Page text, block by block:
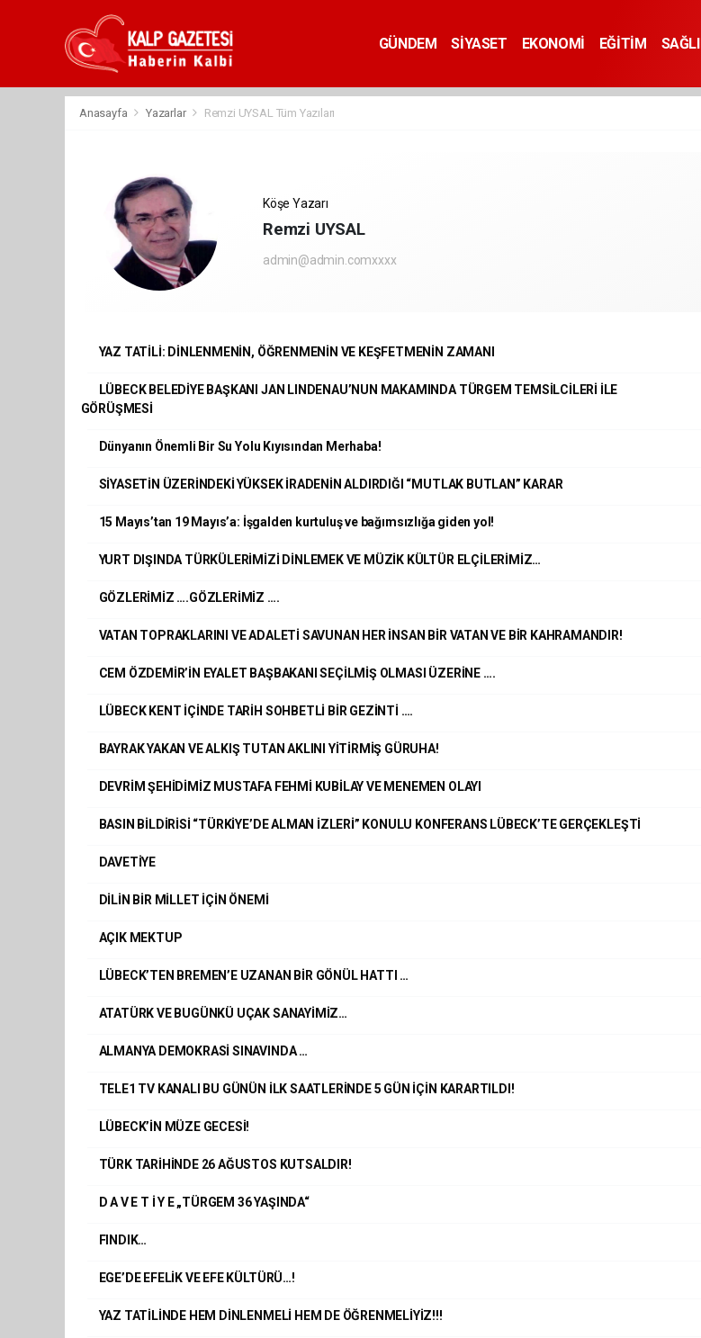
GÜNDEM SİYASET EKONOMİ EĞİTİM
Anasayfa Yazarlar Remzi UYSAL Tüm Yazıları
Köşe Yazarı
Remzi UYSAL
admin@admin.comxxxx
YAZ TATİLİ: DİNLENMENİN, ÖĞRENMENİN VE KEŞFETMENİN ZAMANI
LÜBECK BELEDİYE BAŞKANI JAN LINDENAU’NUN MAKAMINDA TÜRGEM TEMSİLCİLERİ İLE
GÖRÜŞMESİ
Dünyanın Önemli Bir Su Yolu Kıyısından Merhaba!
SİYASETİN ÜZERİNDEKİ YÜKSEK İRADENİN ALDIRDIĞI “MUTLAK BUTLAN” KARAR
15 Mayıs’tan 19 Mayıs’a: İşgalden kurtuluş ve bağımsızlığa giden yol!
YURT DIŞINDA TÜRKÜLERİMİZİ DİNLEMEK VE MÜZİK KÜLTÜR ELÇİLERİMİZ…
GÖZLERİMİZ ….GÖZLERİMİZ ….
VATAN TOPRAKLARINI VE ADALETİ SAVUNAN HER İNSAN BİR VATAN VE BİR KAHRAMANDIR!
CEM ÖZDEMİR’İN EYALET BAŞBAKANI SEÇİLMİŞ OLMASI ÜZERİNE ….
LÜBECK KENT İÇİNDE TARİH SOHBETLİ BİR GEZİNTİ ….
BAYRAK YAKAN VE ALKIŞ TUTAN AKLINI YİTİRMİŞ GÜRUHA!
DEVRİM ŞEHİDİMİZ MUSTAFA FEHMİ KUBİLAY VE MENEMEN OLAYI
BASIN BİLDİRİSİ “TÜRKİYE’DE ALMAN İZLERİ” KONULU KONFERANS LÜBECK’TE GERÇEKLEŞTİ
DAVETİYE
DİLİN BİR MİLLET İÇİN ÖNEMİ
AÇIK MEKTUP
LÜBECK’TEN BREMEN’E UZANAN BİR GÖNÜL HATTI …
ATATÜRK VE BUGÜNKÜ UÇAK SANAYİMİZ…
ALMANYA DEMOKRASİ SINAVINDA …
TELE1 TV KANALI BU GÜNÜN İLK SAATLERİNDE 5 GÜN İÇİN KARARTILDI!
LÜBECK’İN MÜZE GECESİ!
TÜRK TARİHİNDE 26 AĞUSTOS KUTSALDIR!
D A V E T İ Y E „TÜRGEM 36 YAŞINDA“
FINDIK…
EGE’DE EFELİK VE EFE KÜLTÜRÜ…!
YAZ TATİLİNDE HEM DİNLENMELİ HEM DE ÖĞRENMELİYİZ!!!